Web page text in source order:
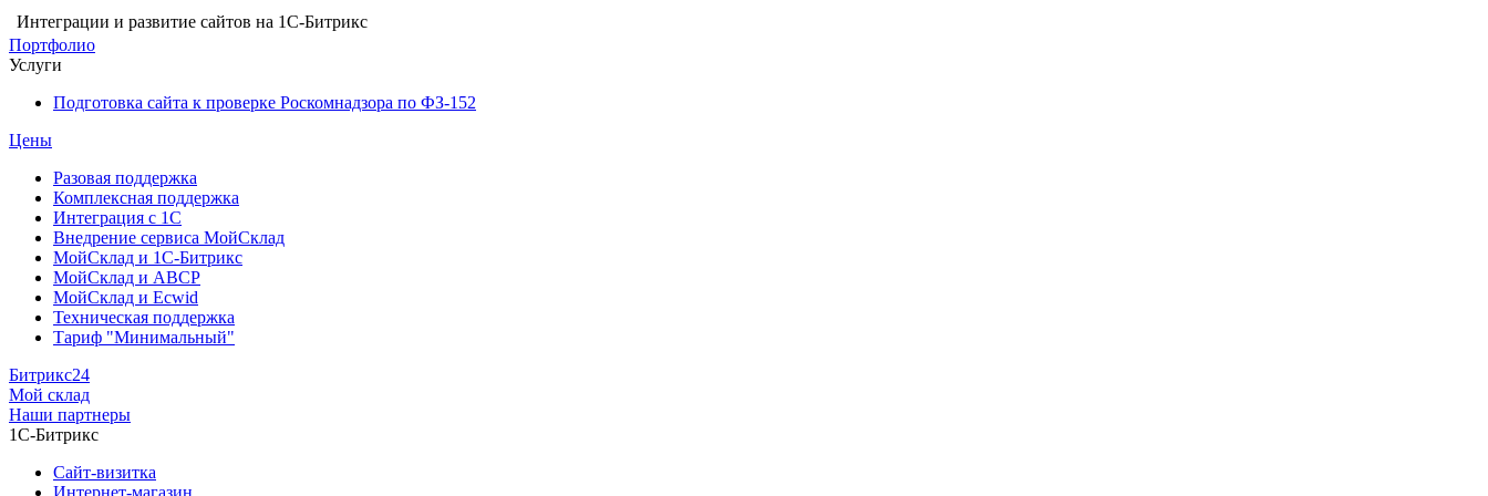
Интеграции и развитие сайтов на 1С-Битрикс
Портфолио
Услуги
Подготовка сайта к проверке Роскомнадзора по ФЗ-152
Цены
Разовая поддержка
Комплексная поддержка
Интеграция с 1С
Внедрение сервиса МойСклад
МойСклад и 1С-Битрикс
МойСклад и ABCP
МойСклад и Ecwid
Техническая поддержка
Тариф "Минимальный"
Битрикс24
Мой склад
Наши партнеры
1С-Битрикс
Сайт-визитка
Интернет-магазин